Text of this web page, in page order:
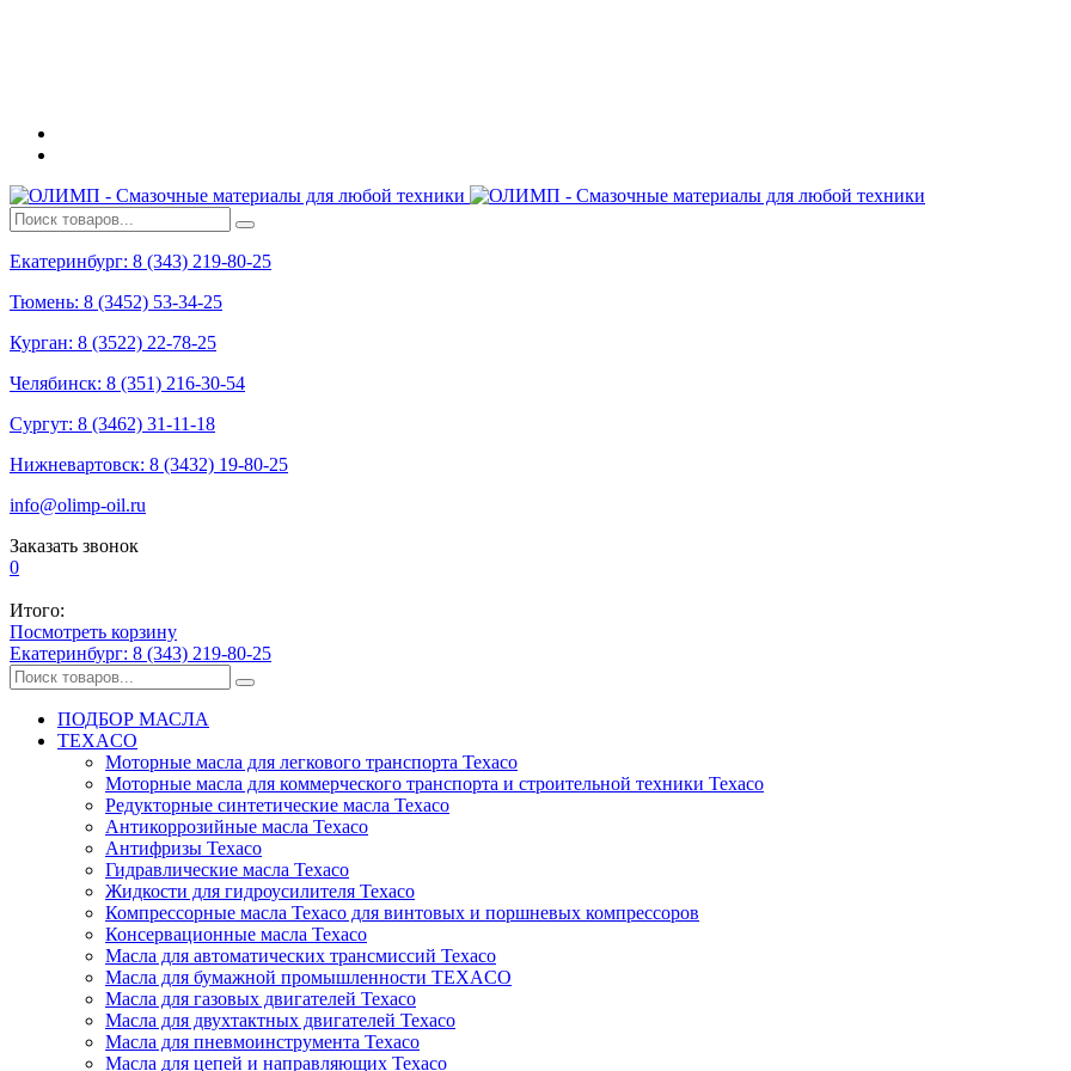
Екатеринбург: 8 (343) 219-80-25
Тюмень: 8 (3452) 53-34-25
Курган: 8 (3522) 22-78-25
Челябинск: 8 (351) 216-30-54
Сургут: 8 (3462) 31-11-18
Нижневартовск: 8 (3432) 19-80-25
info@olimp-oil.ru
Заказать звонок
0
Итого:
Посмотреть корзину
Екатеринбург: 8 (343) 219-80-25
ПОДБОР МАСЛА
TEXACO
Моторные масла для легкового транспорта Texaco
Моторные масла для коммерческого транспорта и строительной техники Texaco
Редукторные синтетические масла Texaco
Антикоррозийные масла Texaco
Антифризы Texaco
Гидравлические масла Texaco
Жидкости для гидроусилителя Texaco
Компрессорные масла Texaco для винтовых и поршневых компрессоров
Консервационные масла Texaco
Масла для автоматических трансмиссий Texaco
Масла для бумажной промышленности TEXACO
Масла для газовых двигателей Texaco
Масла для двухтактных двигателей Texaco
Масла для пневмоинструмента Texaco
Масла для цепей и направляющих Texaco